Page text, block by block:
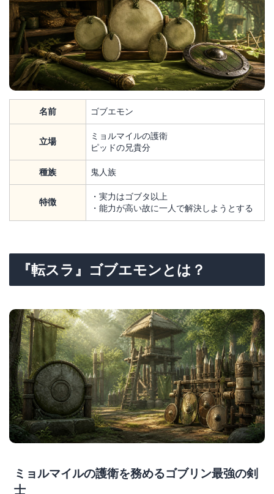
名前 ゴブエモン
立場
ミョルマイルの護衛
ピッドの兄貴分
種族 鬼人族
特徴
・実力はゴブタ以上
・能力が高い故に一人で解決しようとする
『転スラ』ゴブエモンとは？
ミョルマイルの護衛を務めるゴブリン最強の剣
士